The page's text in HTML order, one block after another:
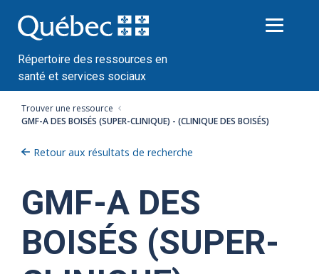
au
contenu
Répertoire des ressources en
santé et services sociaux
Trouver une ressource
GMF-A DES BOISÉS (SUPER-CLINIQUE) - (CLINIQUE DES BOISÉS)
Retour aux résultats de recherche
GMF-A DES
BOISÉS (SUPER-